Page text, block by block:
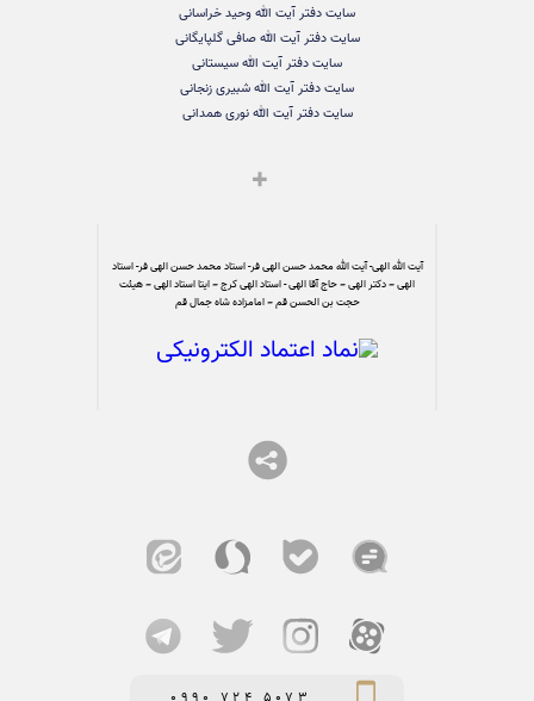
سایت دفتر آیت الله وحید خراسانی
سایت دفتر آیت الله صافی گلپایگانی
سایت دفتر آیت الله سیستانی
سایت دفتر آیت الله شبیری زنجانی
سایت دفتر آیت الله نوری همدانی
آیت الله الهی- آیت الله محمد حسن الهی فر- استاد محمد حسن الهی فر- استاد
الهی – دکتر الهی – حاج آقا الهی - استاد الهی کرج – ایتا استاد الهی – هیئت
حجت بن الحسن قم – امامزاده شاه جمال قم